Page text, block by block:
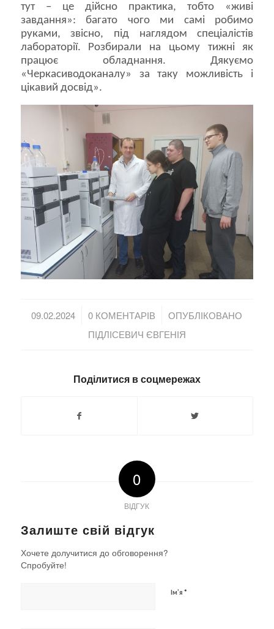
тут – це дійсно практика, тобто «живі
завдання»: багато чого ми самі робимо
руками, звісно, під наглядом спеціалістів
лабораторії. Розбирали на цьому тижні як
працює обладнання. Дякуємо
«Черкасиводоканалу» за таку можливість і
цікавий досвід».
09.02.2024
/ 0 КОМЕНТАРІВ
/
ОПУБЛІКОВАНО
ПІДЛІСЕВИЧ ЄВГЕНІЯ
Поділитися в соцмережах
0
ВІДГУК
Залиште свій відгук
Хочете долучитися до обговорення?
Спробуйте!
Ім'я *